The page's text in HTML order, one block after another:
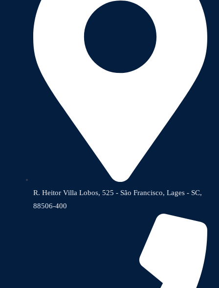
R. Heitor Villa Lobos, 525 - São Francisco, Lages - SC,
88506-400